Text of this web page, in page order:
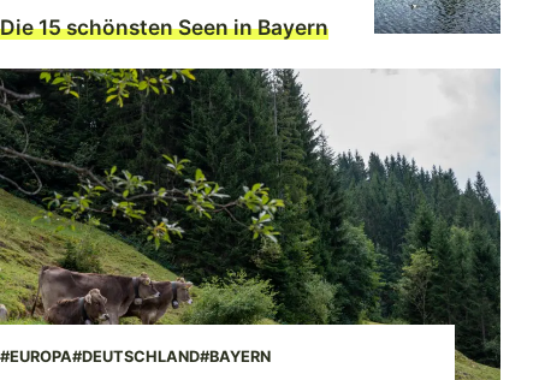
Die 15 schönsten Seen in Bayern
#EUROPA#DEUTSCHLAND#BAYERN